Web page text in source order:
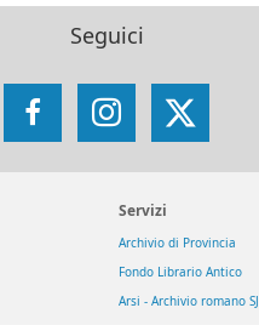
Seguici
FacebookInstagram
X
Servizi
Archivio di Provincia
Fondo Librario Antico
Arsi - Archivio romano SJ